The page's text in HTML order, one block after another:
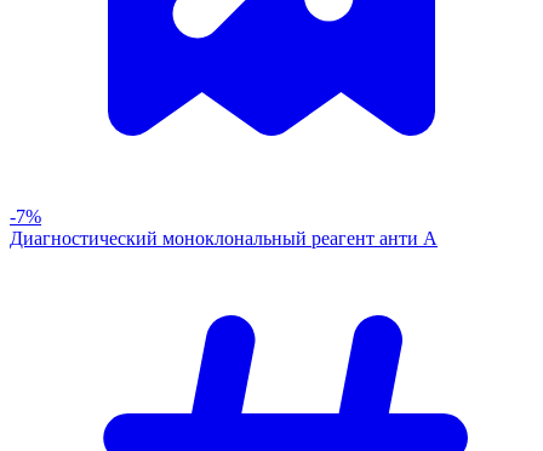
-7%
Диагностический моноклональный реагент анти А